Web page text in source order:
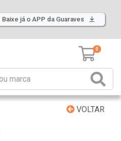
Baixe já o APP da Guaraves
0
VOLTAR